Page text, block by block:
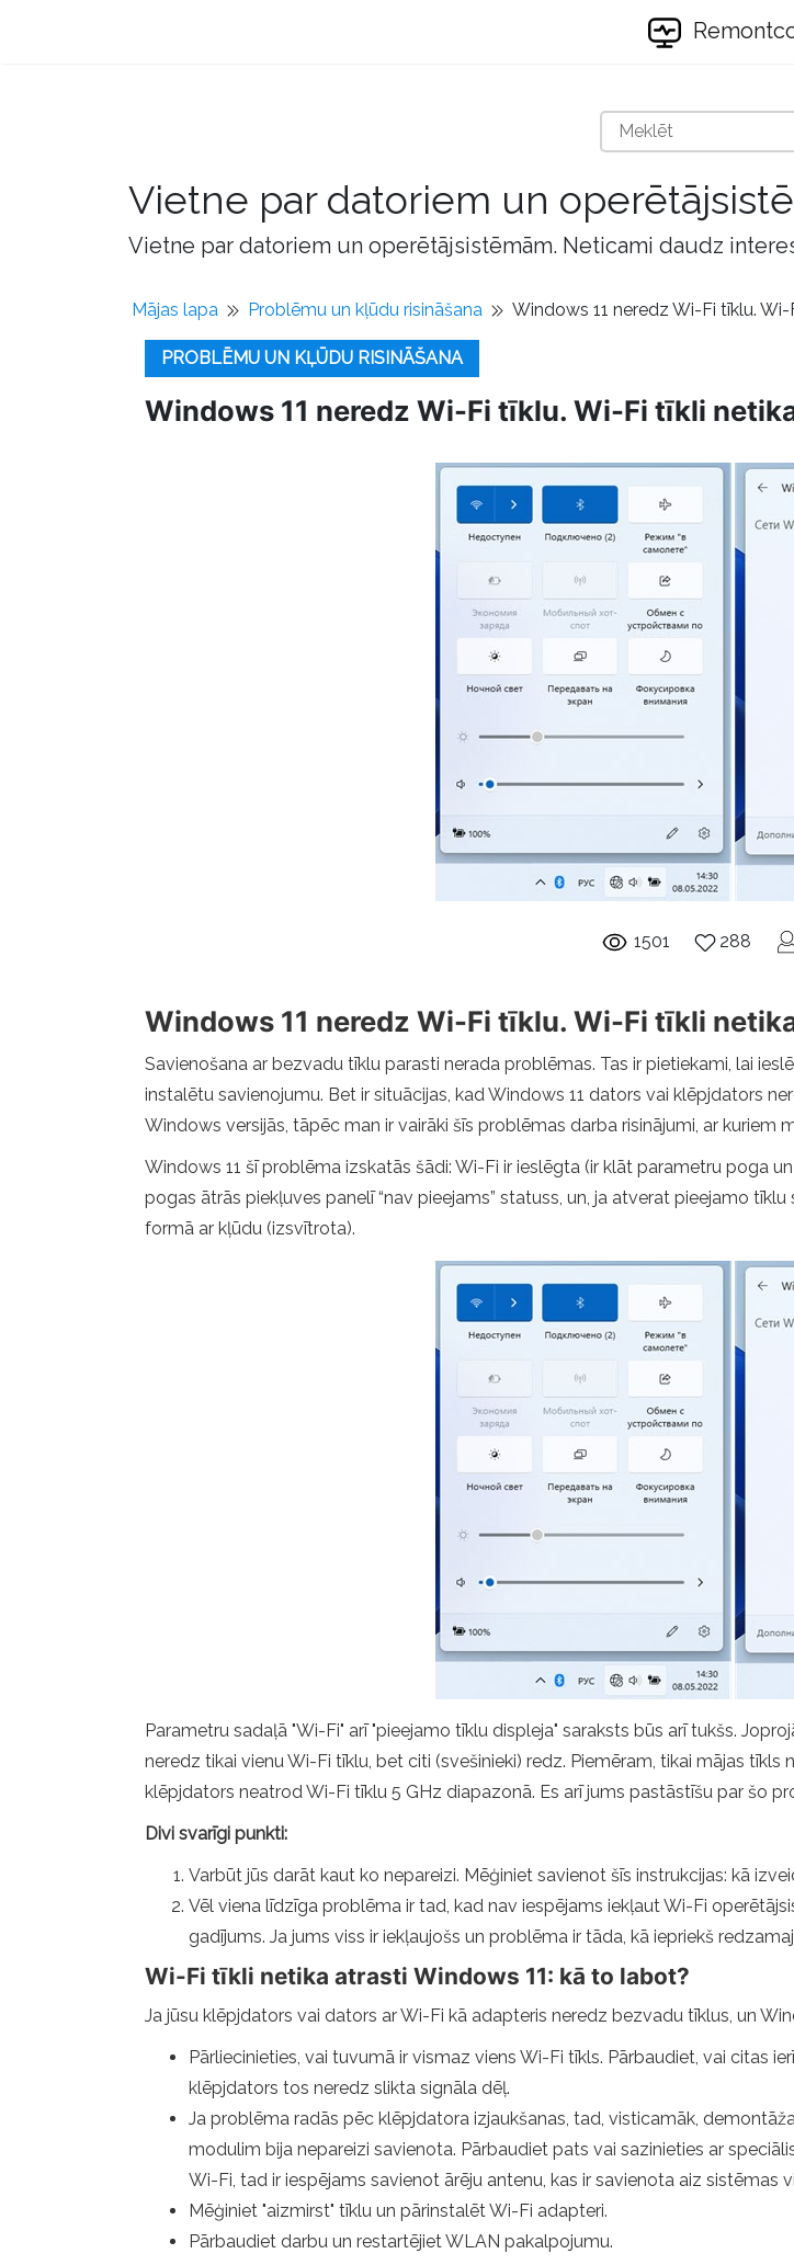
Vietne par datoriem un
Vietne par datoriem un operētājsistēmām. Neticami daudz
Mājas lapa Problēmu un kļūdu risināšana Windows 11 neredz Wi-Fi tīklu.
PROBLĒMU UN KĻŪDU RISINĀŠANA
Windows 11 neredz Wi-Fi tīklu. Wi-Fi tīkli
1501 288
Windows 11 neredz Wi-Fi tīklu. Wi-Fi tīkli
Savienošana ar bezvadu tīklu parasti nerada problēmas. Tas ir pietiekami, lai
instalētu savienojumu. Bet ir situācijas, kad Windows 11 dators vai klēpjdators
Windows versijās, tāpēc man ir vairāki šīs problēmas darba risinājumi, ar kuriem
Windows 11 šī problēma izskatās šādi: Wi-Fi ir ieslēgta (ir klāt parametru poga
pogas ātrās piekļuves panelī “nav pieejams” statuss, un, ja atverat pieejamo
formā ar kļūdu (izsvītrota).
Parametru sadaļā "Wi-Fi" arī "pieejamo tīklu displeja" saraksts būs arī tukšs.
neredz tikai vienu Wi-Fi tīklu, bet citi (svešinieki) redz. Piemēram, tikai mājas
klēpjdators neatrod Wi-Fi tīklu 5 GHz diapazonā. Es arī jums pastāstīšu par šo
Divi svarīgi punkti:
Varbūt jūs darāt kaut ko nepareizi. Mēģiniet savienot šīs instrukcijas: kā
Vēl viena līdzīga problēma ir tad, kad nav iespējams iekļaut Wi-Fi
gadījums. Ja jums viss ir iekļaujošs un problēma ir tāda, kā iepriekš
Wi-Fi tīkli netika atrasti Windows 11: kā to labot?
Ja jūsu klēpjdators vai dators ar Wi-Fi kā adapteris neredz bezvadu tīklus, un
Pārliecinieties, vai tuvumā ir vismaz viens Wi-Fi tīkls. Pārbaudiet, vai citas
klēpjdators tos neredz slikta signāla dēļ.
Ja problēma radās pēc klēpjdatora izjaukšanas, tad, visticamāk,
modulim bija nepareizi savienota. Pārbaudiet pats vai sazinieties ar
Wi-Fi, tad ir iespējams savienot ārēju antenu, kas ir savienota aiz sistēmas
Mēģiniet "aizmirst" tīklu un pārinstalēt Wi-Fi adapteri.
Pārbaudiet darbu un restartējiet WLAN pakalpojumu.